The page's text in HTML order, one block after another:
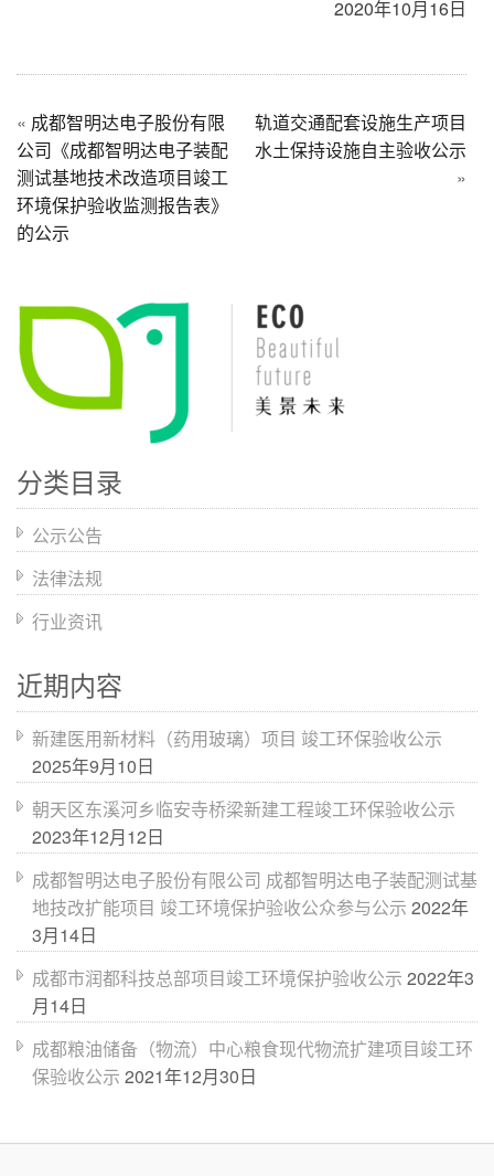
2020年10月16日
« 成都智明达电子股份有限
公司《成都智明达电子装配
测试基地技术改造项目竣工
环境保护验收监测报告表》
的公示
轨道交通配套设施生产项目
水土保持设施自主验收公示
»
分类目录
公示公告
法律法规
行业资讯
近期内容
新建医用新材料（药用玻璃）项目 竣工环保验收公示
2025年9月10日
朝天区东溪河乡临安寺桥梁新建工程竣工环保验收公示
2023年12月12日
成都智明达电子股份有限公司 成都智明达电子装配测试基
地技改扩能项目 竣工环境保护验收公众参与公示 2022年
3月14日
成都市润都科技总部项目竣工环境保护验收公示 2022年3
月14日
成都粮油储备（物流）中心粮食现代物流扩建项目竣工环
保验收公示 2021年12月30日